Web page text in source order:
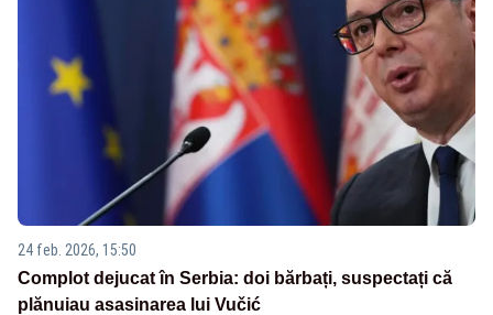
24 feb. 2026, 15:50
Complot dejucat în Serbia: doi bărbați, suspectați că
plănuiau asasinarea lui Vučić